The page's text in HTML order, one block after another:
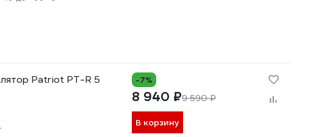
Patriot PT-R 5
-7%
8 940 ₽9 590 ₽
В корзину